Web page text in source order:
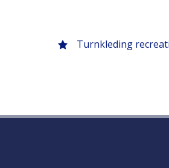
Turnkleding